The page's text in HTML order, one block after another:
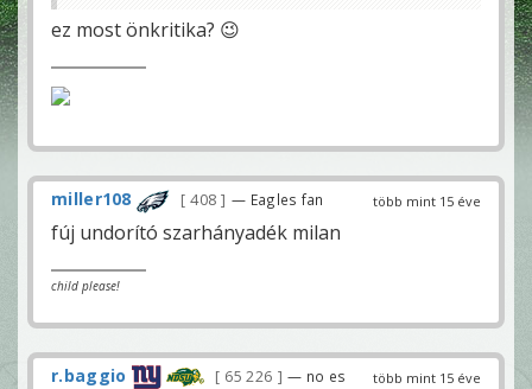
ez most önkritika? 😉
több mint 15 éve
miller108 408 — Eagles fan
fúj undorító szarhányadék milan
child please!
több mint 15 éve
r.baggio 65 226
— no es